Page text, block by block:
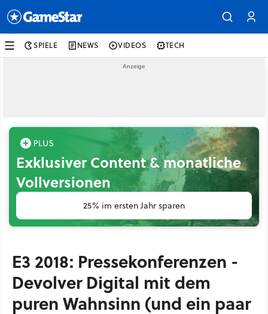
SPIELE NEWS VIDEOS TECH
Exklusiver Content & monatliche
Vollversionen
25% im ersten Jahr sparen
E3 2018: Pressekonferenzen -
Devolver Digital mit dem
puren Wahnsinn (und ein paar